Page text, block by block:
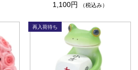
1,100円
（税込み）